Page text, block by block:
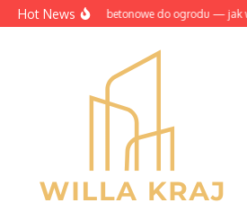
Przejdź do treści
Hot NewsSzamba betonowe do ogrodu — jak